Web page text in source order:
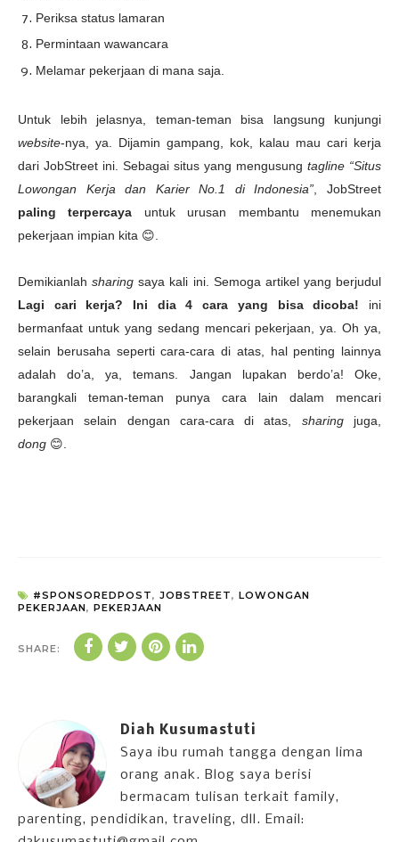
Periksa status lamaran
Permintaan wawancara
Melamar pekerjaan di mana saja.
Untuk lebih jelasnya, teman-teman bisa langsung kunjungi
website-nya, ya. Dijamin gampang, kok, kalau mau cari kerja
dari JobStreet ini. Sebagai situs yang mengusung tagline “Situs
Lowongan Kerja dan Karier No.1 di Indonesia” , JobStreet
paling terpercaya untuk urusan membantu menemukan
pekerjaan impian kita 😊
Demikianlahsharingsaya kali ini. Semoga artikel yang berjudul
Lagi cari kerja? Ini dia 4 cara yang bisa dicoba! ini
bermanfaat untuk yang sedang mencari pekerjaan, ya. Oh ya,
selain berusaha seperti cara-cara di atas, hal penting lainnya
adalah do’a, ya, temans. Jangan lupakan berdo’a! Oke,
barangkali teman-teman punya cara lain dalam mencari
pekerjaan selain dengan cara-cara di atas, sharing juga,
dong 😊
#SPONSOREDPOST, JOBSTREET, LOWONGAN
PEKERJAAN, PEKERJAAN
SHARE:
Diah Kusumastuti
Saya ibu rumah tangga dengan lima
orang anak. Blog saya berisi
bermacam tulisan terkait family,
parenting, pendidikan, traveling, dll. Email: